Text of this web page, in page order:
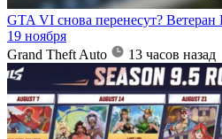
GTA VI снова перенесут? Ветеран
19 ноября
Grand Theft Auto
13 часов назад